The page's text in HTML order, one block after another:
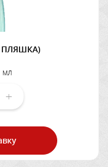
мл
+